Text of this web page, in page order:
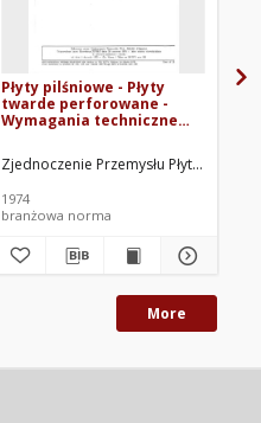
Zapałek. Oprac.
Płyty pilśniowe - Płyty
twarde perforowane -
Wymagania techniczne
Zjednoczenie Przemysłu Płyt, Sklejek i
1974
branżowa norma
More